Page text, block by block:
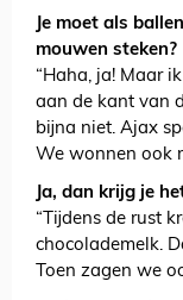
Je moet als
mouwen steken?
“Haha, ja! Maar
aan de kant van
bijna niet. Ajax
We wonnen ook
Ja, dan krijg je
“Tijdens de rust
chocolademelk.
Toen zagen we